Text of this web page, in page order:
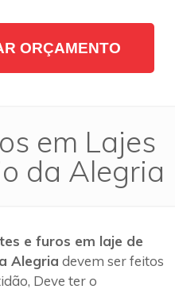
ORÇAMENTO
em Lajes
da Alegria
e furos em laje de
Alegria devem ser feitos
Deve ter o